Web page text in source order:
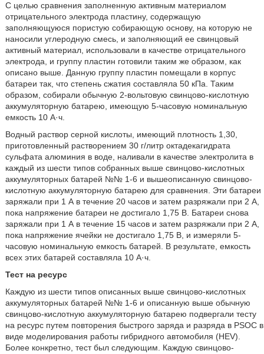
С целью сравнения заполненную активным материалом
отрицательного электрода пластину, содержащую
заполняющуюся пористую собирающую основу, на которую не
наносили углеродную смесь, и заполняющий ее свинцовый
активный материал, использовали в качестве отрицательного
электрода, и группу пластин готовили таким же образом, как
описано выше. Данную группу пластин помещали в корпус
батареи так, что степень сжатия составляла 50 кПа. Таким
образом, собирали обычную 2-вольтовую свинцово-кислотную
аккумуляторную батарею, имеющую 5-часовую номинальную
емкость 10 А·ч.
Водный раствор серной кислоты, имеющий плотность 1,30,
приготовленный растворением 30 г/литр октадекагидрата
сульфата алюминия в воде, наливали в качестве электролита в
каждый из шести типов собранных выше свинцово-кислотных
аккумуляторных батарей №№ 1-6 и вышеописанную свинцово-
кислотную аккумуляторную батарею для сравнения. Эти батареи
заряжали при 1 А в течение 20 часов и затем разряжали при 2 А,
пока напряжение батареи не достигало 1,75 В. Батареи снова
заряжали при 1 А в течение 15 часов и затем разряжали при 2 А,
пока напряжение ячейки не достигало 1,75 В, и измеряли 5-
часовую номинальную емкость батарей. В результате, емкость
всех этих батарей составляла 10 А·ч.
Тест на ресурс
Каждую из шести типов описанных выше свинцово-кислотных
аккумуляторных батарей №№ 1-6 и описанную выше обычную
свинцово-кислотную аккумуляторную батарею подвергали тесту
на ресурс путем повторения быстрого заряда и разряда в PSOC в
виде моделирования работы гибридного автомобиля (HEV).
Более конкретно, тест был следующим. Каждую свинцово-